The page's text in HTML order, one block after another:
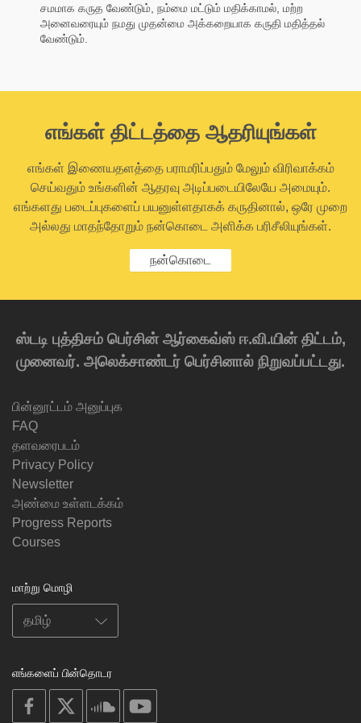
சமமாக கருத வேண்டும், நம்மை மட்டும் மதிக்காமல், மற்ற
அனைவரையும் நமது முதன்மை அக்கறையாக கருதி மதித்தல்
வேண்டும்.
எங்கள் திட்டத்தை ஆதரியுங்கள்
எங்கள் இணையதளத்தை பராமரிப்பதும் மேலும் விரிவாக்கம்
செய்வதும் உங்களின் ஆதரவு அடிப்படையிலேயே அமையும்.
எங்களது படைப்புகளைப் பயனுள்ளதாகக் கருதினால், ஒரே முறை
அல்லது மாதந்தோறும் நன்கொடை அளிக்க பரிசீலியுங்கள்.
நன்கொடை
ஸ்டடி புத்திசம் பெர்சின் ஆர்கைவ்ஸ் ஈ.வி.யின் திட்டம்,
முனைவர். அலெக்சாண்டர் பெர்சினால் நிறுவப்பட்டது.
பின்னூட்டம் அனுப்புக
FAQ
தளவரைபடம்
Privacy Policy
Newsletter
அண்மை உள்ளடக்கம்
Progress Reports
Courses
மாற்று மொழி
எங்களைப் பின்தொடர
on
facebook
soundcloud